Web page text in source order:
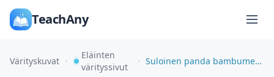
TeachAny
Värityskuvat
Eläinten
värityssivut
Suloinen panda bambumetsässä värityskuva rentoutumiseen